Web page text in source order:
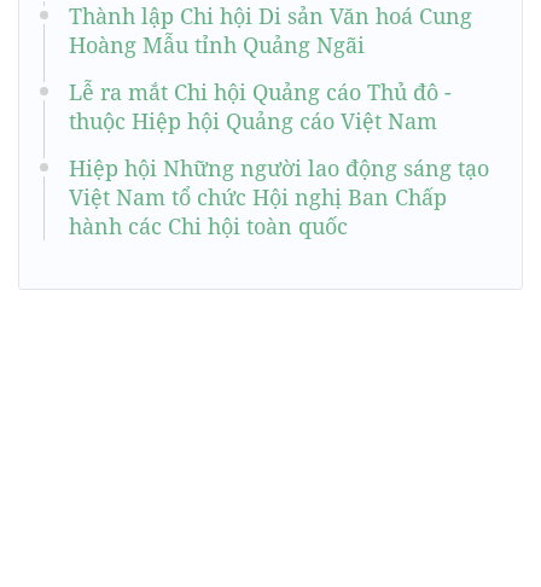
Thành lập Chi hội Di sản Văn hoá Cung
Hoàng Mẫu tỉnh Quảng Ngãi
Lễ ra mắt Chi hội Quảng cáo Thủ đô -
thuộc Hiệp hội Quảng cáo Việt Nam
Hiệp hội Những người lao động sáng tạo
Việt Nam tổ chức Hội nghị Ban Chấp
hành các Chi hội toàn quốc